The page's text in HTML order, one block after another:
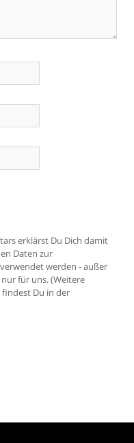
erklärst Du Dich damit
Daten zur
werden - außer
für uns. (Weitere
Du in der